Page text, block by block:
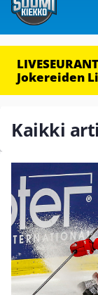
Jokereiden
Kaikki